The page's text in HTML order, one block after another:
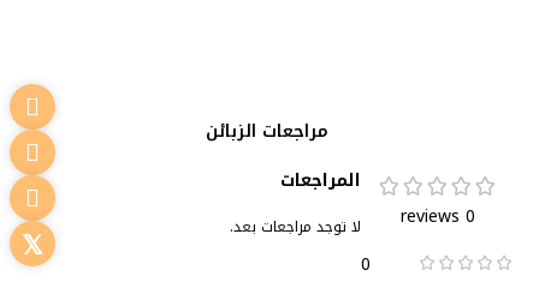
مراجعات الزبائن
0 reviews
0
المراجعات
لا توجد مراجعات بعد.